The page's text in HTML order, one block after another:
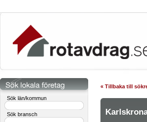
Sök län/kommun
Sök bransch
« Tillbaka till